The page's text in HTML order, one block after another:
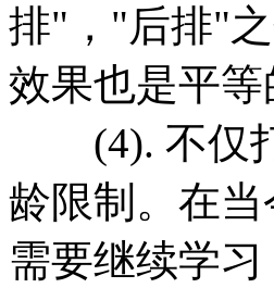
排"，"后排"
效果也是平等
(4). 不仅打
龄限制。在
需要继续学